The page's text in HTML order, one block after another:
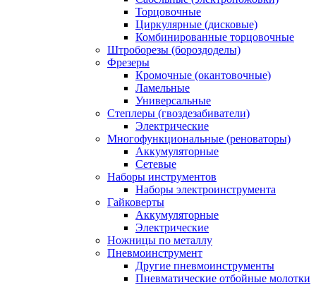
Торцовочные
Циркулярные (дисковые)
Комбинированные торцовочные
Штроборезы (бороздоделы)
Фрезеры
Кромочные (окантовочные)
Ламельные
Универсальные
Степлеры (гвоздезабиватели)
Электрические
Многофункциональные (реноваторы)
Аккумуляторные
Сетевые
Наборы инструментов
Наборы электроинструмента
Гайковерты
Аккумуляторные
Электрические
Ножницы по металлу
Пневмоинструмент
Другие пневмоинструменты
Пневматические отбойные молотки